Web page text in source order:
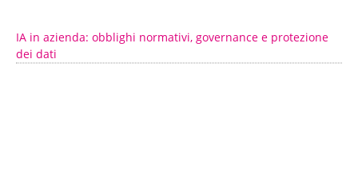
IA in azienda: obblighi normativi, governance e protezione
dei dati